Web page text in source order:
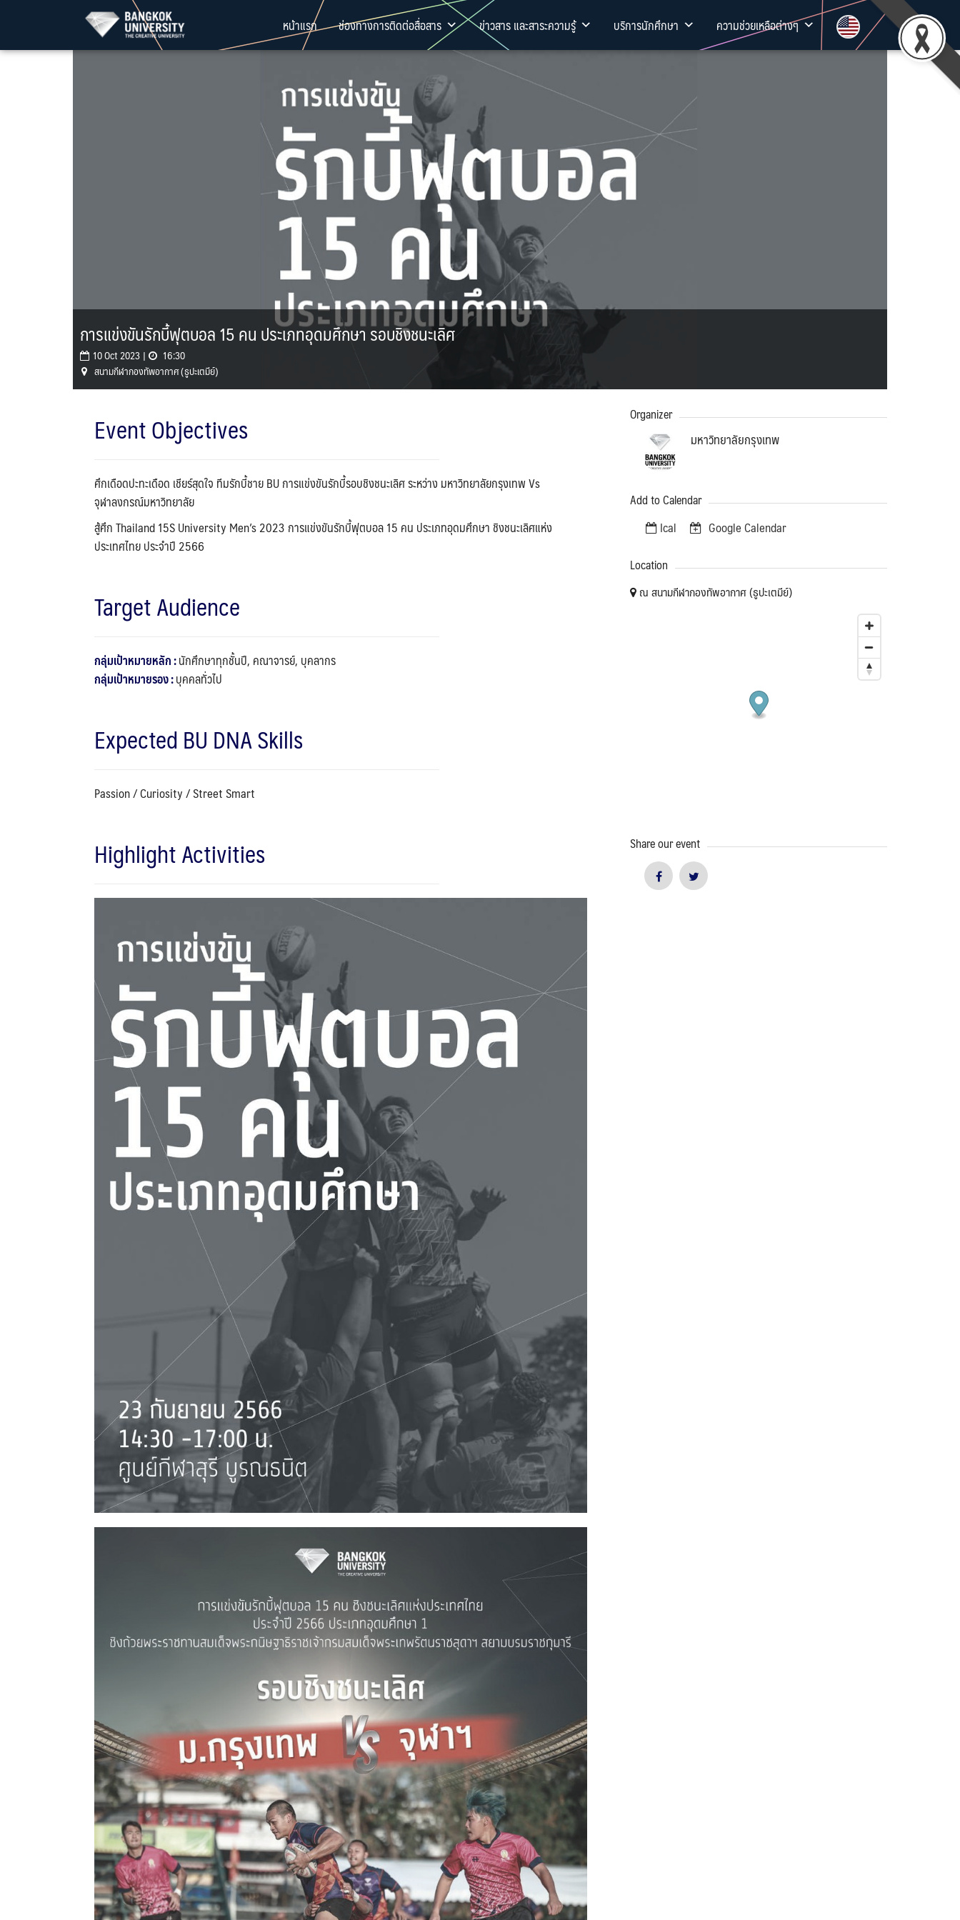
content
หน้าแรก ช่องทางการติดต่อสื่อสาร ข่าวสาร และสาระความรู้ บริการนักศึกษา ความช่วยเหลือต่างๆ
Search
for:
การแข่งขันรักบี้ฟุตบอล 15 คน ประเภทอุดมศึกษา รอบชิงชนะเลิศ
10 Oct 2023 |
16:30
สนามกีฬากองทัพอากาศ (ธูปะเตมีย์)
Event Objectives
ศึกเดือดปะทะเดือด เชียร์สุดใจ ทีมรักบี้ชาย BU การแข่งขันรักบี้รอบชิงชนะเลิศ ระหว่าง มหาวิทยาลัยกรุงเทพ Vs
จุฬาลงกรณ์มหาวิทยาลัย
สู้ศึก Thailand 15S University Men’s 2023 การแข่งขันรักบี้ฟุตบอล 15 คน ประเภทอุดมศึกษา ชิงชนะเลิศแห่ง
ประเทศไทย ประจำปี 2566
Target Audience
กลุ่มเป้าหมายหลัก :นักศึกษาทุกชั้นปี, คณาจารย์, บุคลากร
กลุ่มเป้าหมายรอง :บุคคลทั่วไป
Expected BU DNA Skills
Passion / Curiosity / Street Smart
Highlight Activities
Organizer
มหาวิทยาลัยกรุงเทพ
Add to Calendar
Ical Google Calendar
Location
ณ สนามกีฬากองทัพอากาศ (ธูปะเตมีย์)
Share our event